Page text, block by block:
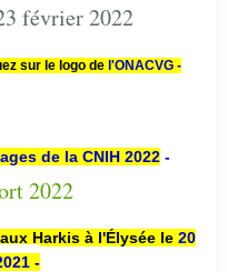
février 2022
sur le logo de l'ONACVG -
de la CNIH 2022 -
aux Harkis à l'Élysée le 20
-